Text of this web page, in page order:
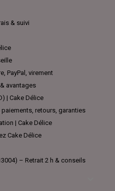
& suivi
PayPal, virement
avantages
| Cake Délice
paiements, retours, garanties
| Cake Délice
Cake Délice
– Retrait 2 h & conseils